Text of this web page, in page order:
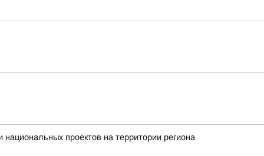
проектов на территории региона